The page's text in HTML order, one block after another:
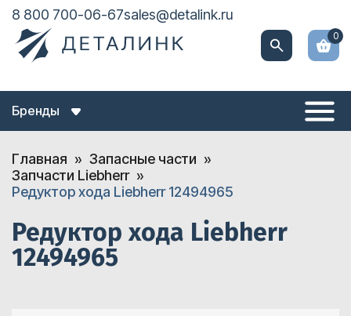
8 800 700-06-67sales@detalink.ru
0
Бренды
Главная
Запасные части
Запчасти Liebherr
Редуктор хода Liebherr 12494965
Редуктор хода Liebherr
12494965